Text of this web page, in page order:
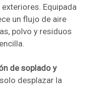
Equipada
un flujo de aire
polvo y residuos
de soplado y
desplazar la